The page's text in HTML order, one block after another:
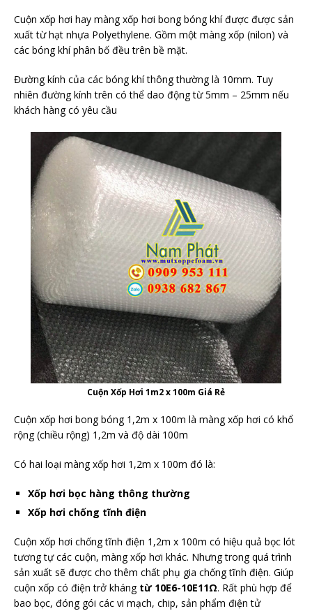
Cuộn xốp hơi hay màng xốp hơi bong bóng khí được được sản
xuất từ hạt nhựa Polyethylene. Gồm một màng xốp (nilon) và
các bóng khí phân bố đều trên bề mặt.
Đường kính của các bóng khí thông thường là 10mm. Tuy
nhiên đường kính trên có thể dao động từ 5mm – 25mm nếu
khách hàng có yêu cầu
Cuộn Xốp Hơi 1m2 x 100m Giá Rẻ
Cuộn xốp hơi bong bóng 1,2m x 100m là màng xốp hơi có khổ
rộng (chiều rộng) 1,2m và độ dài 100m
Có hai loại màng xốp hơi 1,2m x 100m đó là:
Xốp hơi bọc hàng thông thường
Xốp hơi chống tĩnh điện
Cuộn xốp hơi chống tĩnh điện 1,2m x 100m có hiệu quả bọc lót
tương tự các cuộn, màng xốp hơi khác. Nhưng trong quá trình
sản xuất sẽ được cho thêm chất phụ gia chống tĩnh điện. Giúp
cuộn xốp có điện trở kháng từ 10E6-10E11Ω. Rất phù hợp để
bao bọc, đóng gói các vi mạch, chip, sản phẩm điện tử